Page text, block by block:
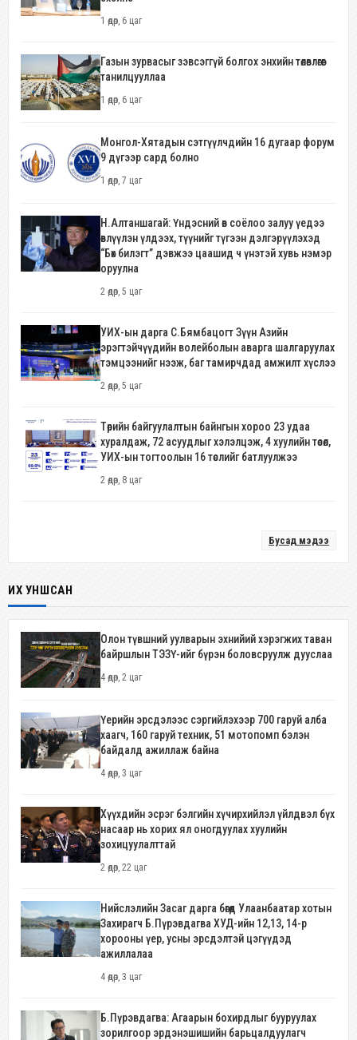
1 өдөр, 6 цаг
Газын зурвасыг зэвсэггүй болгох энхийн төлөвлөгөөг
танилцууллаа
1 өдөр, 6 цаг
Монгол-Хятадын сэтгүүлчдийн 16 дугаар форум
9 дүгээр сард болно
1 өдөр, 7 цаг
Н.Алтаншагай: Үндэсний өв соёлоо залуу үедээ
өвлүүлэн үлдээх, түүнийг түгээн дэлгэрүүлэхэд
“Бөх билэгт” дэвжээ цаашид ч үнэтэй хувь нэмэр
оруулна
2 өдөр, 5 цаг
УИХ-ын дарга С.Бямбацогт Зүүн Азийн
эрэгтэйчүүдийн волейболын аварга шалгаруулах
тэмцээнийг нээж, баг тамирчдад амжилт хүслээ
2 өдөр, 5 цаг
Төрийн байгуулалтын байнгын хороо 23 удаа
хуралдаж, 72 асуудлыг хэлэлцэж, 4 хуулийн төсөл,
УИХ-ын тогтоолын 16 төслийг батлуулжээ
2 өдөр, 8 цаг
Бусад мэдээ
ИХ УНШСАН
Олон түвшний уулварын эхнийий хэрэгжих таван
байршлын ТЭЗҮ-ийг бүрэн боловсруулж дууслаа
4 өдөр, 2 цаг
Үерийн эрсдэлээс сэргийлэхээр 700 гаруй алба
хаагч, 160 гаруй техник, 51 мотопомп бэлэн
байдалд ажиллаж байна
4 өдөр, 3 цаг
Хүүхдийн эсрэг бэлгийн хүчирхийлэл үйлдвэл бүх
насаар нь хорих ял оногдуулах хуулийн
зохицуулалттай
2 өдөр, 22 цаг
Нийслэлийн Засаг дарга бөгөөд Улаанбаатар хотын
Захирагч Б.Пүрэвдагва ХУД-ийн 12,13, 14-р
хорооны үер, усны эрсдэлтэй цэгүүдэд
ажиллалаа
4 өдөр, 3 цаг
Б.Пүрэвдагва: Агаарын бохирдлыг бууруулах
зорилгоор эрдэнэшишийн барьцалдуулагч